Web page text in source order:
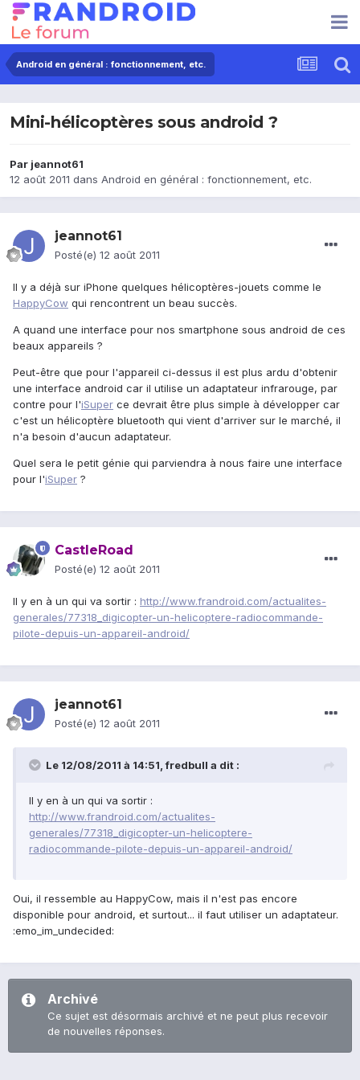
Android en général : fonctionnement, etc.
Mini-hélicoptères sous android ?
Par jeannot61
12 août 2011 dans Android en général : fonctionnement, etc.
jeannot61
Posté(e) 12 août 2011
Il y a déjà sur iPhone quelques hélicoptères-jouets comme le
HappyCow qui rencontrent un beau succès.
A quand une interface pour nos smartphone sous android de ces
beaux appareils ?
Peut-être que pour l'appareil ci-dessus il est plus ardu d'obtenir
une interface android car il utilise un adaptateur infrarouge, par
contre pour l'iSuper ce devrait être plus simple à développer car
c'est un hélicoptère bluetooth qui vient d'arriver sur le marché, il
n'a besoin d'aucun adaptateur.
Quel sera le petit génie qui parviendra à nous faire une interface
pour l'iSuper ?
CastleRoad
Posté(e) 12 août 2011
Il y en à un qui va sortir : http://www.frandroid.com/actualites-
generales/77318_digicopter-un-helicoptere-radiocommande-
pilote-depuis-un-appareil-android/
jeannot61
Posté(e) 12 août 2011
Le 12/08/2011 à 14:51, fredbull a dit :
Il y en à un qui va sortir :
http://www.frandroid.com/actualites-
generales/77318_digicopter-un-helicoptere-
radiocommande-pilote-depuis-un-appareil-android/
Oui, il ressemble au HappyCow, mais il n'est pas encore
disponible pour android, et surtout... il faut utiliser un adaptateur.
:emo_im_undecided:
Archivé
Ce sujet est désormais archivé et ne peut plus recevoir
de nouvelles réponses.